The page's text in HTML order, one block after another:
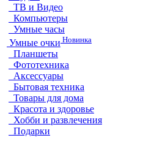
ТВ и Видео
Компьютеры
Умные часы
Умные очки Новинка
Планшеты
Фототехника
Аксессуары
Бытовая техника
Товары для дома
Красота и здоровье
Хобби и развлечения
Подарки